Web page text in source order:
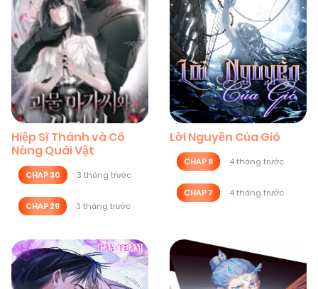
Hiệp Sĩ Thánh và Cô
Nàng Quái Vật
CHAP 30 3 tháng trước
CHAP 29 3 tháng trước
Lời Nguyền Của Gió
CHAP 8 4 tháng trước
CHAP 7 4 tháng trước